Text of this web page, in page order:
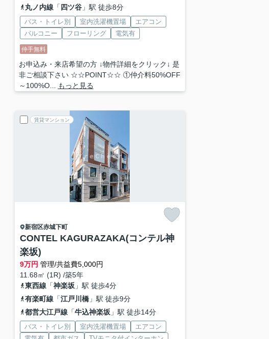
丸ノ内線「 四ツ谷」駅 徒歩8分
バス・トイレ別 室内洗濯機置場
エアコン
バルコニー
フローリング 電気有
仲手無料
お申込み・来店希望の方 ↓物件詳細をクリック↓ 是
非ご相談下さい ☆☆POINT☆☆ ①仲介料50%OFF
～100%O...
もっと見る
賃貸マンション
新宿区赤城下町
CONTEL KAGURAZAKA(コンテル神
楽坂)
9万円 管理/共益費5,000円
11.68㎡ (1R) /築5年
東西線「神楽坂 」駅 徒歩4分
有楽町線「江戸川橋」駅 徒歩9分
都営大江戸線「牛込神楽坂 」駅 徒歩14分
バス・トイレ別 室内洗濯機置場
エアコン